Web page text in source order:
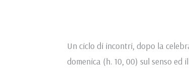
Un ciclo di incontri, dopo la
domenica (h. 10, 00) sul senso